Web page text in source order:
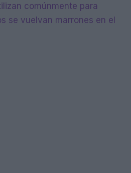
comúnmente para
se vuelvan marrones en el